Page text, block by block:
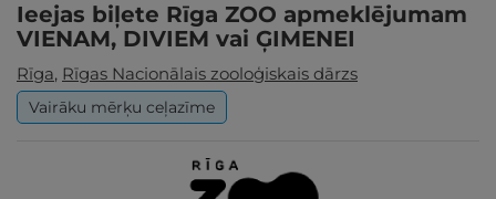
Ieejas biļete Rīga ZOO apmeklējumam
VIENAM, DIVIEM vai ĢIMENEI
Rīga, Rīgas Nacionālais zooloģiskais dārzs
Vairāku mērķu ceļazīme